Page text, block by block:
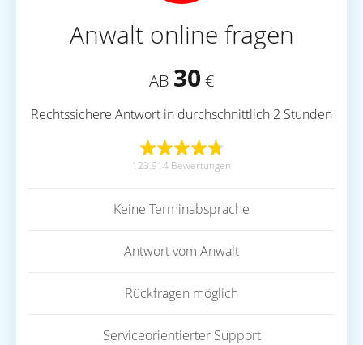
Anwalt online fragen
AB 30 €
Rechtssichere Antwort in durchschnittlich 2 Stunden
123.914 Bewertungen
Keine Terminabsprache
Antwort vom Anwalt
Rückfragen möglich
Serviceorientierter Support